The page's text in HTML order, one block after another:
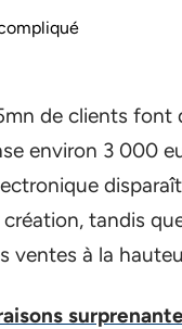
de clients font
environ 3 000
tandis
ventes à la